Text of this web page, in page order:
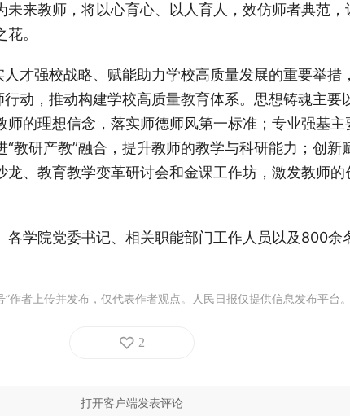
来教师，将以心育心、以人育人，效仿师者典范
。
才强校战略、赋能助力学校高质量发展的重要举措
动，推动构建学校高质量教育体系。思想铸魂主要
的理想信念，落实师德师风第一标准；专业强基主
教研产教”融合，提升教师的教学与科研能力；创新
、教育教学变革研讨会和金课工作坊，激发教师
学院党委书记、相关职能部门工作人员以及800余
作者上传并发布，仅代表作者观点。人民日报仅提供信息发布平台。
2
打开客户端发表评论